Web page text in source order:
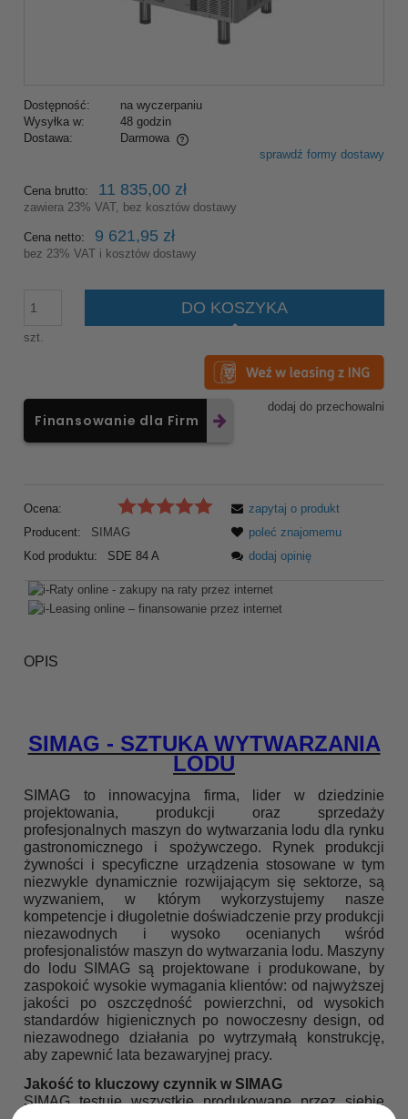
Dostępność:
na wyczerpaniu
Wysyłka w:
48 godzin
Dostawa:
Darmowa
Cena nie zawiera ewentualnych kosztów płatnościsprawdź formy dostawy
Cena brutto: 11 835,00 zł
zawiera 23% VAT, bez kosztów dostawy
Cena netto: 9 621,95 zł
bez 23% VAT i kosztów dostawy
szt.
DO KOSZYKA
dodaj do przechowalni
Finansowanie dla Firm
Ocena:
Producent:
SIMAG
Kod produktu:
SDE 84 A
zapytaj o produkt
poleć znajomemu
dodaj opinię
OPIS
SIMAG - SZTUKA WYTWARZANIA
LODU
SIMAG to innowacyjna firma, lider w dziedzinie
projektowania, produkcji oraz sprzedaży
profesjonalnych maszyn do wytwarzania lodu dla rynku
gastronomicznego i spożywczego. Rynek produkcji
żywności i specyficzne urządzenia stosowane w tym
niezwykle dynamicznie rozwijającym się sektorze, są
wyzwaniem, w którym wykorzystujemy nasze
kompetencje i długoletnie doświadczenie przy produkcji
niezawodnych i wysoko ocenianych wśród
profesjonalistów maszyn do wytwarzania lodu. Maszyny
do lodu SIMAG są projektowane i produkowane, by
zaspokoić wysokie wymagania klientów: od najwyższej
jakości po oszczędność powierzchni, od wysokich
standardów higienicznych po nowoczesny design, od
niezawodnego działania po wytrzymałą konstrukcję,
aby zapewnić lata bezawaryjnej pracy.
Jakość to kluczowy czynnik w SIMAG
SIMAG testuje wszystkie produkowane przez siebie